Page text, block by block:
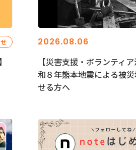
2026.08.06
【災害支援・ボランティ
和８年熊本地震による被
せる方へ